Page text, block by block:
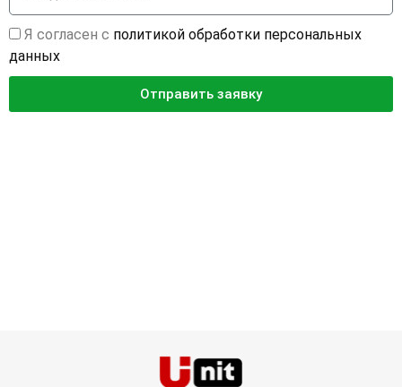
Я согласен с политикой обработки персональных
данных
Отправить заявку